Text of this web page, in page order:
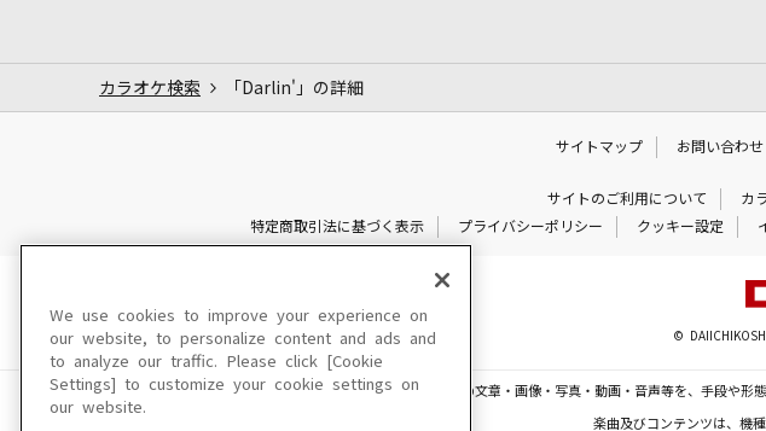
カラオケ検索 「Darlin'」の詳細
サイトマップ お問い合わせ
サイトのご利用について カ
特定商取引法に基づく表示
プライバシーポリシー クッキー設定
©
このサイトに掲載されている一切の文章・画像・写真・動画・音声等を、手段や
楽曲及びコンテンツは、機
We use cookies to improve your experience on
our website, to personalize content and ads and
to analyze our traffic. Please click [Cookie
Settings] to customize your cookie settings on
our website.